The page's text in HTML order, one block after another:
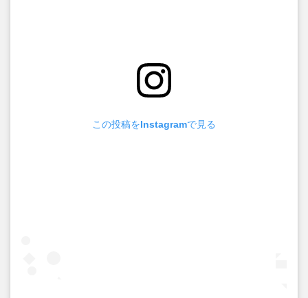
この投稿をInstagramで見る